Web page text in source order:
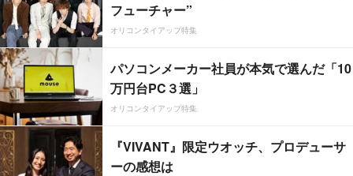
フューチャー”
オリコンタイアップ特集
パソコンメーカー社員が本気で選んだ「10
万円台PC３選」
オリコンタイアップ特集
『VIVANT』限定ウオッチ、プロデューサ
ーの感想は